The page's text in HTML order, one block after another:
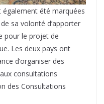
été marquées
sa volonté d’apporter
pour le projet de
Les deux pays ont
d’organiser des
consultations
des Consultations